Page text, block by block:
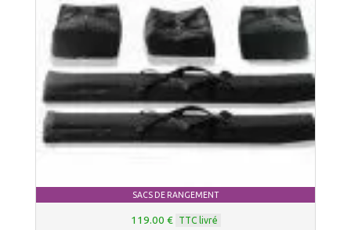
SACS DE RANGEMENT
119.00 € TTC livré